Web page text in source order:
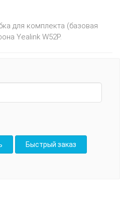
для комплекта (базовая
Yealink W52P.